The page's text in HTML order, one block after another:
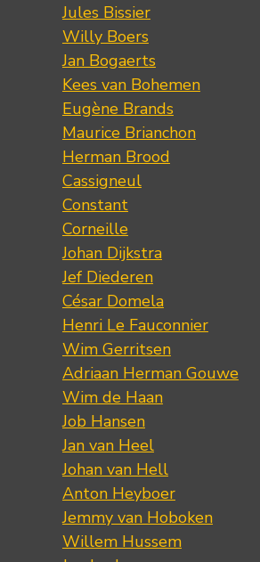
Jules Bissier
Willy Boers
Jan Bogaerts
Kees van Bohemen
Eugène Brands
Maurice Brianchon
Herman Brood
Cassigneul
Constant
Corneille
Johan Dijkstra
Jef Diederen
César Domela
Henri Le Fauconnier
Wim Gerritsen
Adriaan Herman Gouwe
Wim de Haan
Job Hansen
Jan van Heel
Johan van Hell
Anton Heyboer
Jemmy van Hoboken
Willem Hussem